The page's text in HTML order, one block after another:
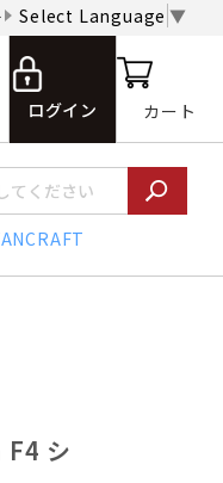
Select Language ▼
ログイン カート
F4 シ